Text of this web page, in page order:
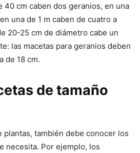
40 cm caben dos geranios, en una
una de 1 m caben de cuatro a
20-25 cm de diámetro cabe un
las macetas para geranios deben
de 18 cm.
de tamaño
plantas, también debe conocer los
necesita. Por ejemplo, los